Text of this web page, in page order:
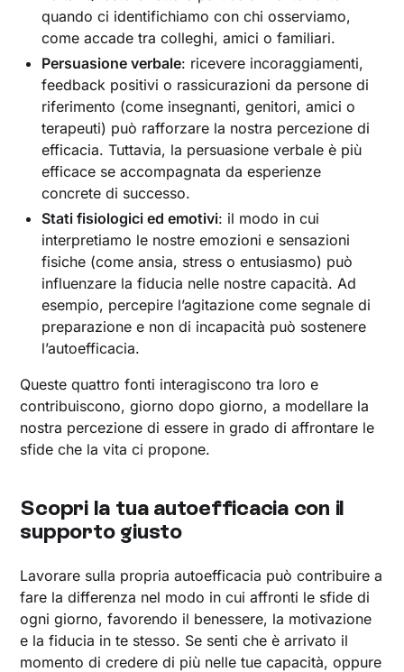
quando ci identifichiamo con chi osserviamo,
come accade tra colleghi, amici o familiari.
Persuasione verbale: ricevere incoraggiamenti,
feedback positivi o rassicurazioni da persone di
riferimento (come insegnanti, genitori, amici o
terapeuti) può rafforzare la nostra percezione di
efficacia. Tuttavia, la persuasione verbale è più
efficace se accompagnata da esperienze
concrete di successo.
Stati fisiologici ed emotivi: il modo in cui
interpretiamo le nostre emozioni e sensazioni
fisiche (come ansia, stress o entusiasmo) può
influenzare la fiducia nelle nostre capacità. Ad
esempio, percepire l’agitazione come segnale di
preparazione e non di incapacità può sostenere
l’autoefficacia.
Queste quattro fonti interagiscono tra loro e
contribuiscono, giorno dopo giorno, a modellare la
nostra percezione di essere in grado di affrontare le
sfide che la vita ci propone.
Scopri la tua autoefficacia con il
supporto giusto
Lavorare sulla propria autoefficacia può contribuire a
fare la differenza nel modo in cui affronti le sfide di
ogni giorno, favorendo il benessere, la motivazione
e la fiducia in te stesso. Se senti che è arrivato il
momento di credere di più nelle tue capacità, oppure